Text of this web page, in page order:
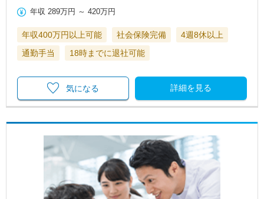
年収 289万円 ～420万円
年収400万円以上可能 社会保険完備
4週8休以上
通勤手当
18時までに退社可能
詳細を見る
気になる